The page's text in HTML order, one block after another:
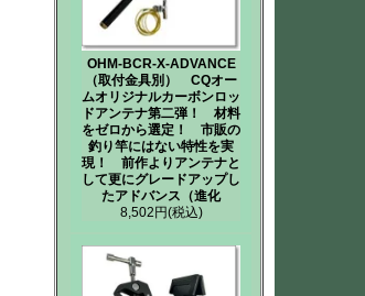
OHM-BCR-X-ADVANCE
（取付金具別） CQオー
ムオリジナルカーボンロッ
ドアンテナ第二弾！ 材料
をゼロから選定！ 市販の
釣り竿にはない特性を実
現！ 前作よりアンテナと
して更にグレードアップし
たアドバンス（進化
8,502円(税込)